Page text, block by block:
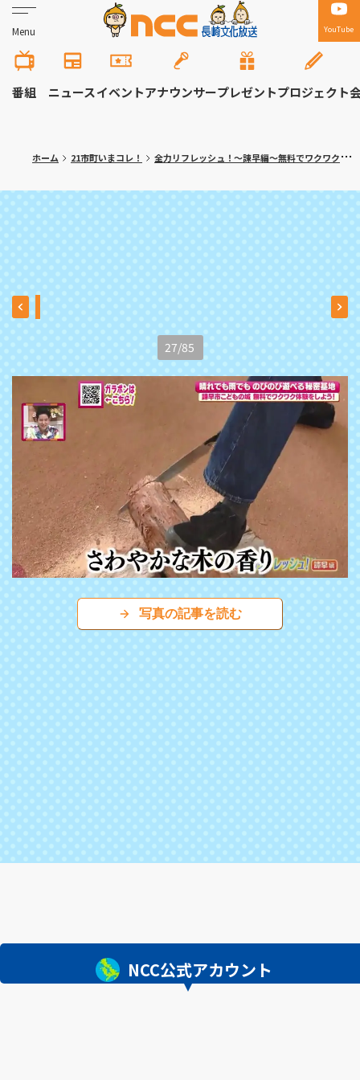
Menu YouTube
番組 ニュースイベントアナウンサープレゼントプロジェクト
ホーム 21市町いまコレ！ 全力リフレッシュ！～諫早編～無料でワクワク体験！大人の隠れ家カフェも
27/85
写真の記事を読む
NCC公式アカウント